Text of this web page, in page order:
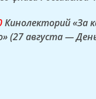
Кинолекторий «За
(27 августа —